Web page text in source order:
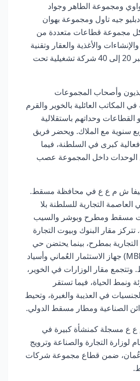
ومجموعة الطاهر وجواد
جيه تاول ومجموعة بهوان
مجموعة قطاعات متعددة من
والأغذية والعقار وتقنية
المعلومات، غالباً عبر 20 إلى 40 شركة تشغيلية تحت
وأصحاب المجموعات
المكاتب العائلية بالخوير والقرم
القطاعات وحداتهم باستقلالية
سنوية مع الملاك. ويحضر فريق
كبرى في السلطنة، فيما
الوحدات داخل المجموعة عصب
ش م ع ع في محافظة مسقط.
التجارية للسلطنة بلا
مسقط ومطرح وبوشر والسيب
مقار البنوك وبيوت التجارة
بمطرح، بينما يحتضن حي
مسقط للأعمال (MBD) جهاز الاستثمار العُماني وأسياد
مقار الوزارات في الخوير،
ونمط الحياة، فيما تستقر
في العذيبة والغبرة، وتحيط
الصناعية ومطار مسقط الدولي.
ع مسجلة كمنشأة كبيرة في
لوزارة التجارة والصناعة وترويج
عُمان، ضمن قطاع مجموعة شركات